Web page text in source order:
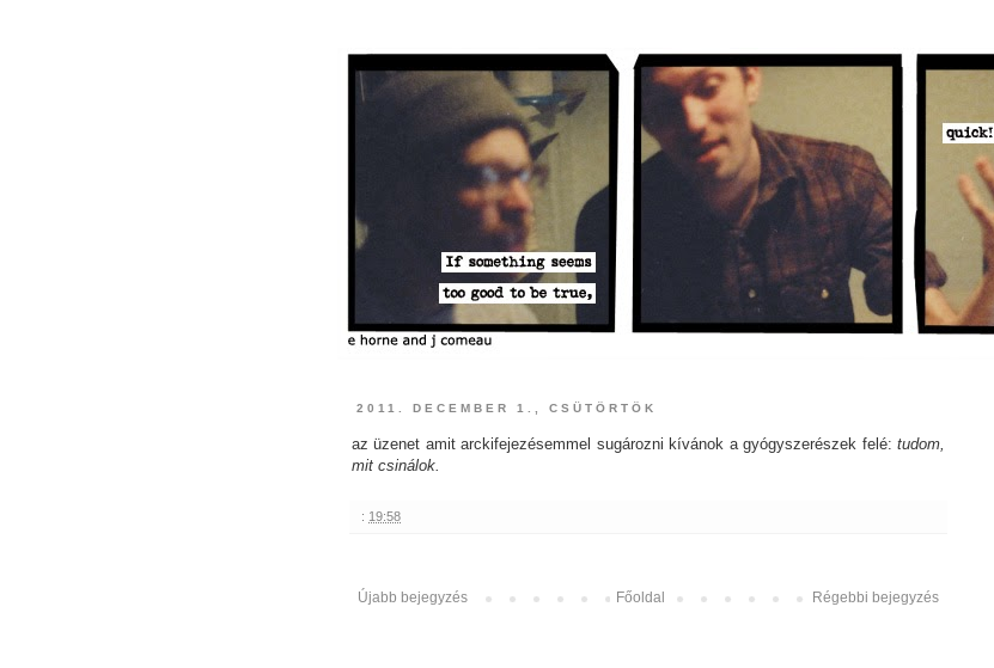
2011. DECEMBER 1., CSÜTÖRTÖK
az üzenet amit arckifejezésemmel sugározni kívánok a gyógyszerészek felé: tudom,
mit csinálok.
: 19:58
Újabb bejegyzés Régebbi bejegyzés
Főoldal